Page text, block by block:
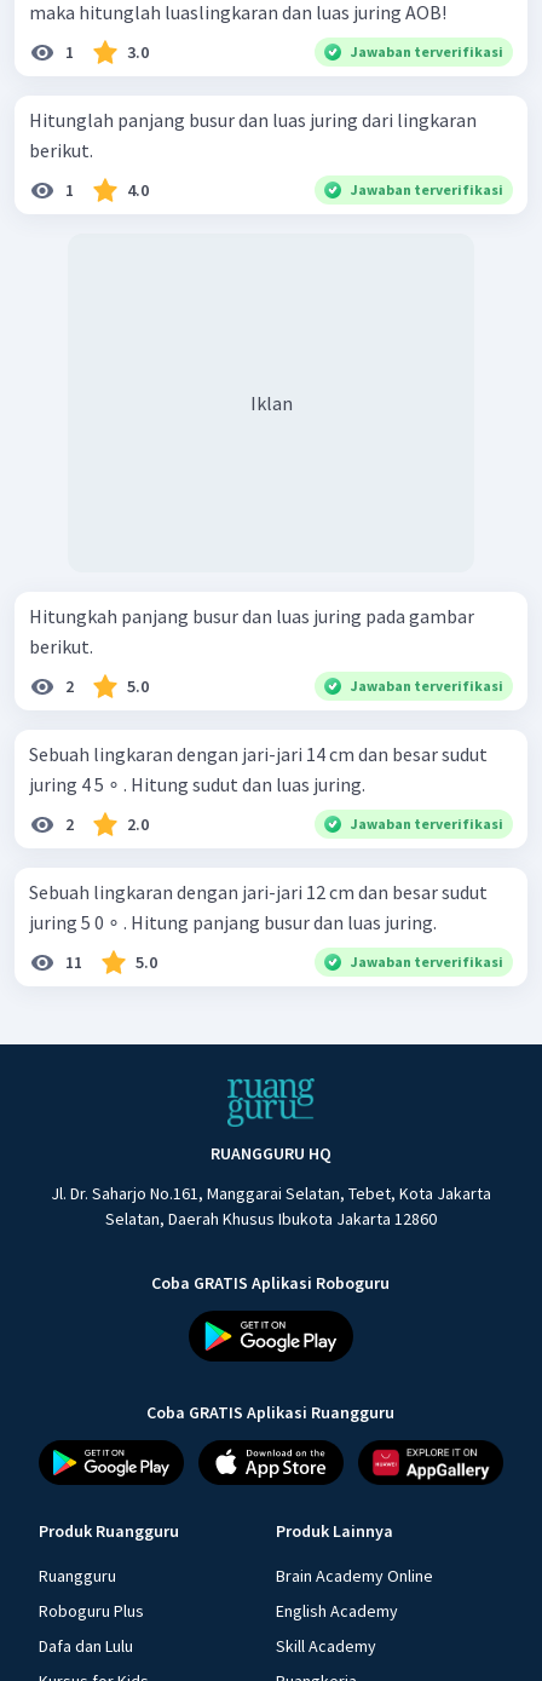
maka hitunglah luaslingkaran dan luas juring AOB!
1 3.0 Jawaban terverifikasi
Hitunglah panjang busur dan luas juring dari lingkaran
berikut.
1 4.0 Jawaban terverifikasi
Iklan
Hitungkah panjang busur dan luas juring pada gambar
berikut.
2 5.0 Jawaban terverifikasi
Sebuah lingkaran dengan jari-jari 14 cm dan besar sudut
juring 4 5 ∘ . Hitung sudut dan luas juring.
2 2.0 Jawaban terverifikasi
Sebuah lingkaran dengan jari-jari 12 cm dan besar sudut
juring 5 0 ∘ . Hitung panjang busur dan luas juring.
11 5.0 Jawaban terverifikasi
RUANGGURU HQ
Jl. Dr. Saharjo No.161, Manggarai Selatan, Tebet, Kota Jakarta
Selatan, Daerah Khusus Ibukota Jakarta 12860
Coba GRATIS Aplikasi Roboguru
Coba GRATIS Aplikasi Ruangguru
Produk Ruangguru
Ruangguru
Roboguru Plus
Dafa dan Lulu
Produk Lainnya
Brain Academy Online
English Academy
Skill Academy